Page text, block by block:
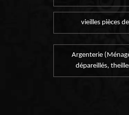
vieilles pièces
Argenterie
dépareillés,